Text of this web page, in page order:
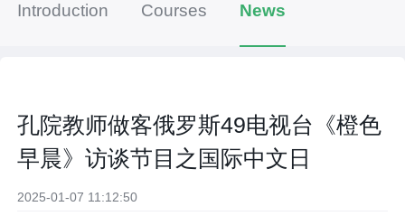
Introduction Courses News
孔院教师做客俄罗斯49电视台《橙色
早晨》访谈节目之国际中文日
2025-01-07 11:12:50